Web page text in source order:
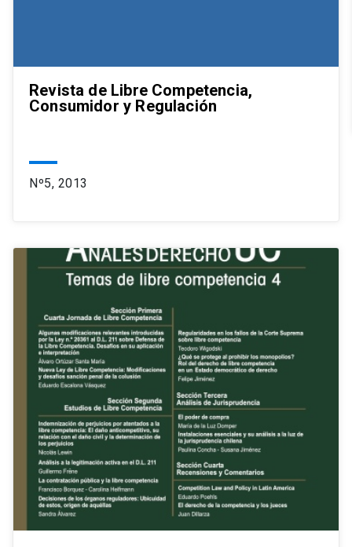
Revista de Libre Competencia,
Consumidor y Regulación
Nº5, 2013